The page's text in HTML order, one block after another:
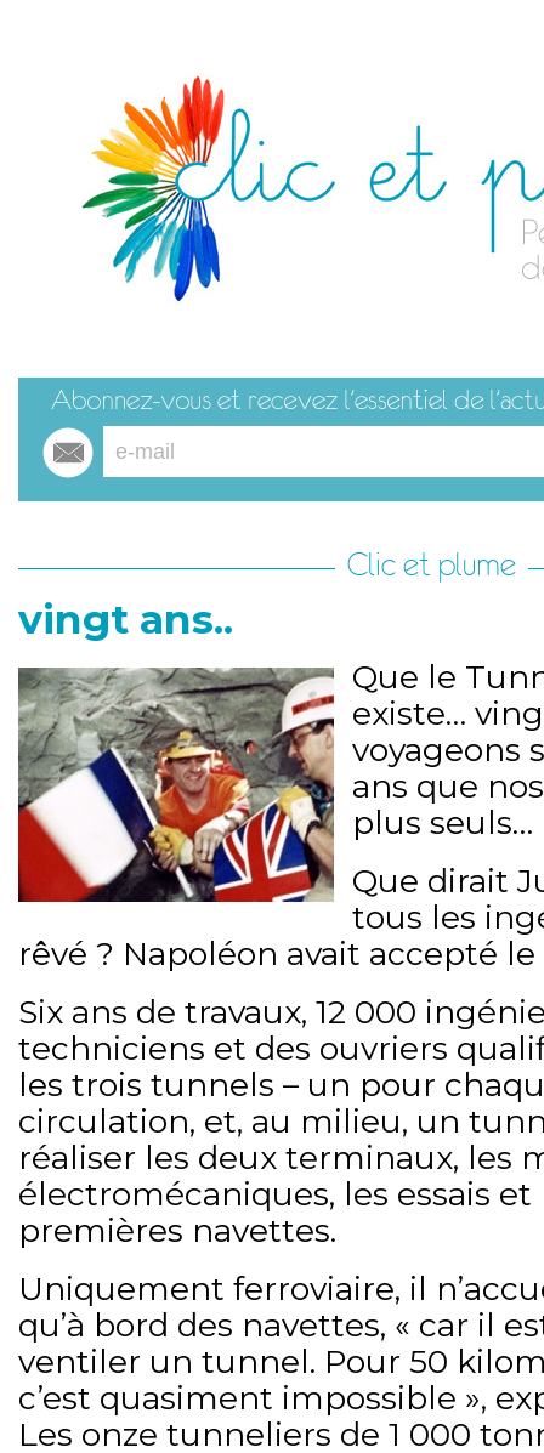
Clic et plume
vingt ans..
Que le
existe…
voyageons
ans que
plus seuls…
Que dirait
tous les
rêvé ? Napoléon avait accepté le
Six ans de travaux, 12 000
techniciens et des ouvriers
les trois tunnels – un pour
circulation, et, au milieu, un
réaliser les deux terminaux, les
électromécaniques, les essais et
premières navettes.
Uniquement ferroviaire, il
qu’à bord des navettes, « car il
ventiler un tunnel. Pour 50
c’est quasiment impossible »,
Les onze tunneliers de 1 000